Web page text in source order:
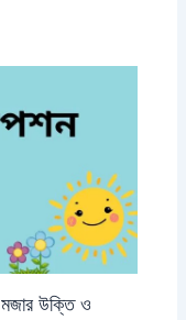
মজার উক্তি ও